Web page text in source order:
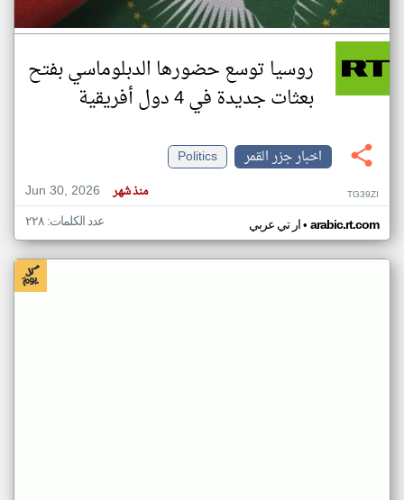
روسيا توسع حضورها الدبلوماسي بفتح
بعثات جديدة في 4 دول أفريقية
اخبار جزر القمر
Politics
Jun 30, 2026
منذ شهر TG39ZI
ار تي عربي• arabic.rt.com عدد الكلمات: ٢٢٨